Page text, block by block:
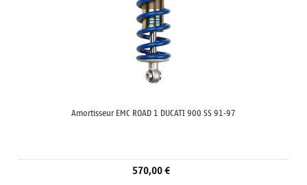
Amortisseur EMC ROAD 1 DUCATI 900 SS 91-97
570,00 €